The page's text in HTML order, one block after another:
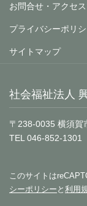
お問合せ・アクセ
プライバシーポリ
サイトマップ
社会福祉法人
〒238-0035 横須賀
TEL 046-852-
このサイトは
シーポリシー と 利用